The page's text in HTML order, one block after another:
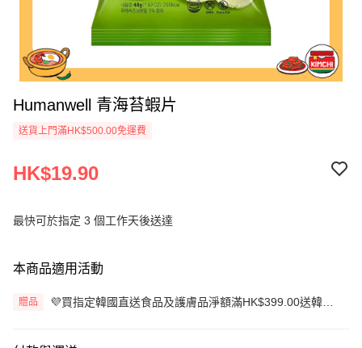
Humanwell 青海苔蝦片
送貨上門滿HK$500.00免運費
HK$19.90
最快可於指定 3 個工作天後送達
本商品適用活動
贈品
💜買指定韓國直送食品及護膚品淨額滿HK$399.00送韓國